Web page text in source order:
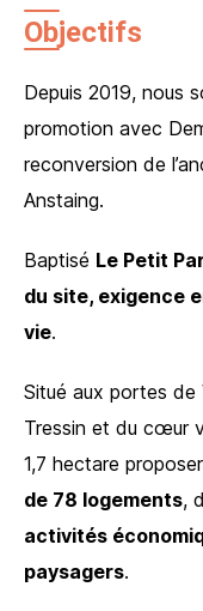
Objectifs
Depuis 2019, nous
promotion avec
reconversion de
Anstaing.
Baptisé Le Petit
du site, exigence
vie.
Situé aux portes de
Tressin et du cœur
1,7 hectare
de 78 logements,
activités
paysagers.